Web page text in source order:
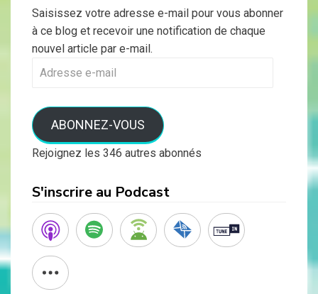
Saisissez votre adresse e-mail pour vous abonner
à ce blog et recevoir une notification de chaque
nouvel article par e-mail.
Adresse
ABONNEZ-VOUS
Rejoignez les 346 autres abonnés
S'inscrire au Podcast